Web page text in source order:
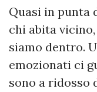
Quasi in punta
chi abita
siamo dentro.
emozionati ci
sono a ridosso